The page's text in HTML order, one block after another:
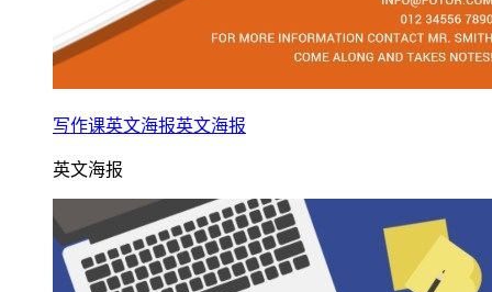
写作课英文海报英文海报
英文海报